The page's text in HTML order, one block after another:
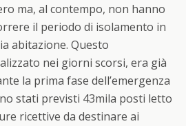
ma, al contempo, non hanno
il periodo di isolamento in
abitazione. Questo
nei giorni scorsi, era già
la prima fase dell’emergenza
stati previsti 43mila posti letto
ricettive da destinare ai